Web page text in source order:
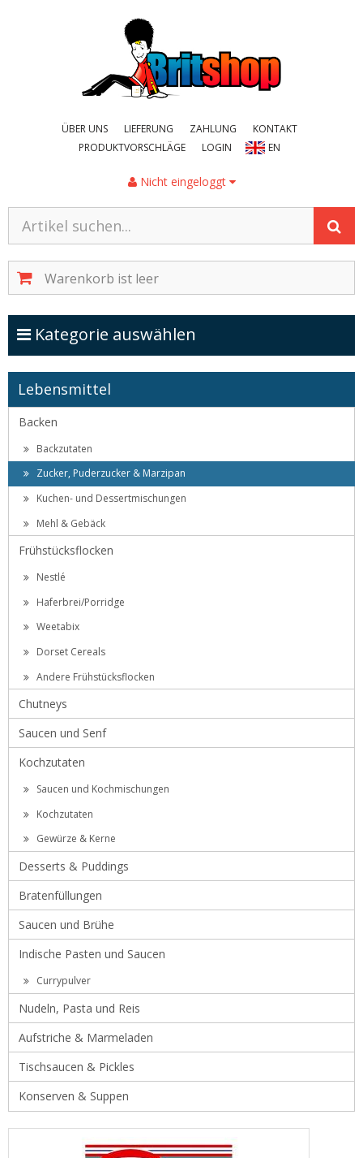
ÜBER UNS LIEFERUNG ZAHLUNG
KONTAKT
PRODUKTVORSCHLÄGE
LOGIN EN
Nicht eingeloggt
Warenkorb ist leer
Kategorien ein-/ausblenden
Kategorie auswählen
Lebensmittel
Backen
Backzutaten
Zucker, Puderzucker & Marzipan
Kuchen- und Dessertmischungen
Mehl & Gebäck
Frühstücksflocken
Nestlé
Haferbrei/Porridge
Weetabix
Dorset Cereals
Andere Frühstücksflocken
Chutneys
Saucen und Senf
Kochzutaten
Saucen und Kochmischungen
Kochzutaten
Gewürze & Kerne
Desserts & Puddings
Bratenfüllungen
Saucen und Brühe
Indische Pasten und Saucen
Currypulver
Nudeln, Pasta und Reis
Aufstriche & Marmeladen
Tischsaucen & Pickles
Konserven & Suppen